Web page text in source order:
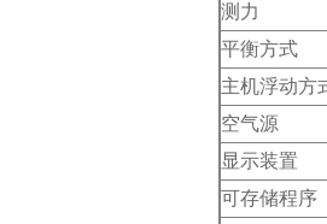
测力
平衡方式
主机浮动方
空气源
显示装置
可存储程序